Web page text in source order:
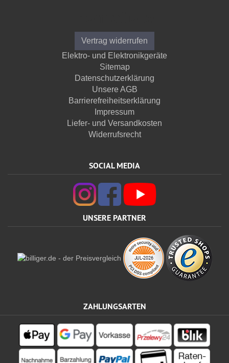
Vertrag widerrufen
Elektro- und Elektronikgeräte
Sitemap
Datenschutzerklärung
Unsere AGB
Barrierefreiheitserklärung
Impressum
Liefer- und Versandkosten
Widerrufsrecht
SOCIAL MEDIA
UNSERE PARTNER
ZAHLUNGSARTEN